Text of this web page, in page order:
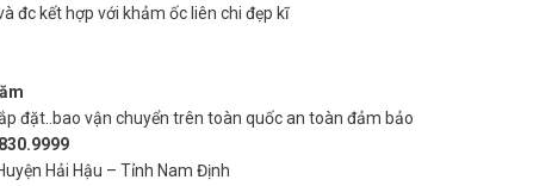
đc kết hợp với khảm ốc liên chi đẹp kĩ
đặt..bao vận chuyển trên toàn quốc an toàn đảm bảo
Hải Hậu – Tỉnh Nam Định